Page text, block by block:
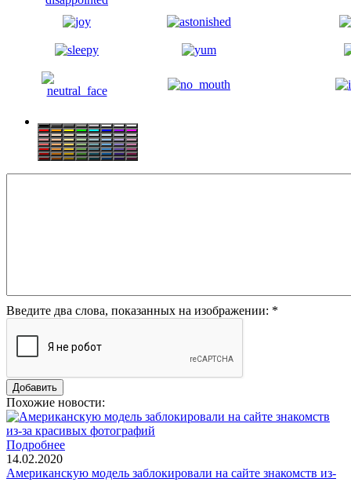
Введите два слова, показанных на изображении: *
Похожие новости:
Подробнее
14.02.2020
Американскую модель заблокировали на сайте знакомств из-